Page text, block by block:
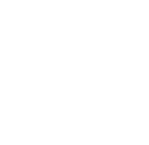
für unsere täglichen Tauchausfahrten im Mai
der kleinen und auch großen Schätze,
auf unseren mehrtägigen
Abu Nuhas oder an der Thistlegorm stehen